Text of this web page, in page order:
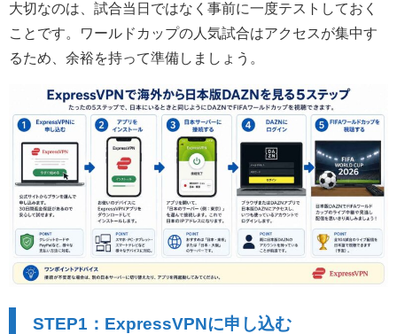
大切なのは、試合当日ではなく事前に一度テストしておく
ことです。ワールドカップの人気試合はアクセスが集中す
るため、余裕を持って準備しましょう。
STEP1：ExpressVPNに申し込む